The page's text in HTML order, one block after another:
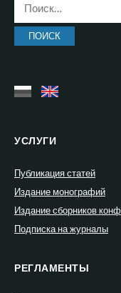
УСЛУГИ
Публикация статей
Издание монографий
Издание сборников
Подписка на журналы
РЕГЛАМЕНТЫ